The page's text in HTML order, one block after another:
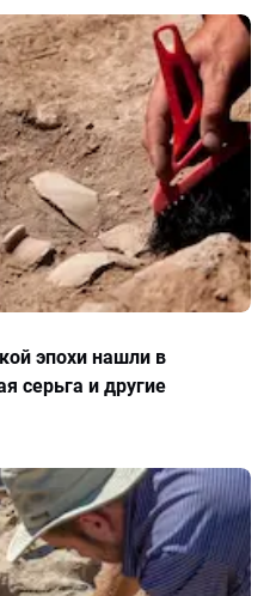
эпохи нашли в
серьга и другие